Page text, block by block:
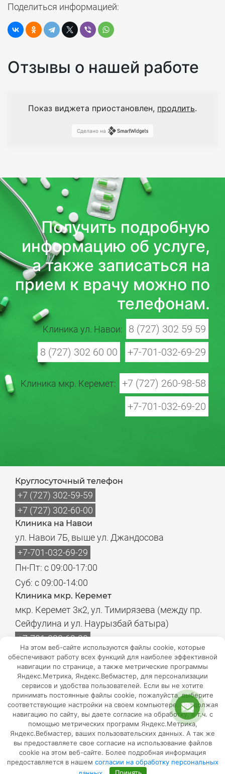
Поделиться информацией:
Отзывы о нашей работе
Показ виджета приостановлен, продлить.
Сделано на
Получить подробную
информацию об услуге,
а также записаться на
прием к врачу можно по
телефонам.
Клиника ул. Навои:
8 (727) 302 59 59
8 (727) 302 60 00
+7-701-032-69-29
Клиника мкр. Керемет:
+7 (727) 260-98-58
+7-701-032-69-20
Круглосуточный телефон
+7 (727) 302-59-59
+7 (727) 302-60-00
Клиника на Навои
ул. Навои 7Б, выше ул. Джандосова
+7-701-032-69-29
Пн-Пт: с 09:00-17:00
Суб: с 09:00-14:00
Клиника мкр. Керемет
мкр. Керемет 3к2, ул. Тимирязева (между пр.
Сейфулина и ул. Наурызбай батыра)
+7-701-032-69-20
Пн-Пт: с 08:00-17:00
Суб: с 08:00-14:00
Филиалы лабораторий
Пн-Пт: с 08:00-18:00
Суб: с 08:00-18:00
Адреса лабораторий
Мы в
соцсетях
На этом веб-сайте используются файлы cookie, которые
обеспечивают работу всех функций для наиболее эффективной
навигации по странице, а также метрические программы
Яндекс.Метрика, Яндекс.Вебмастер, для персонализации
сервисов и удобства пользователей. Если вы не хотите
принимать постоянные файлы cookie, пожалуйста, выберите
соответствующие настройки на своем компьютере. Продолжая
навигацию по сайту, вы даете согласие на обработку, в т.ч. с
помощью метрических программ Яндекс.Метрика,
Яндекс.Вебмастер, ваших пользовательских данных. А так же
вы предоставляете свое согласие на использование файлов
cookie на этом веб-сайте. Более подробная информация
предоставляется в нашем согласии на обработку персональных